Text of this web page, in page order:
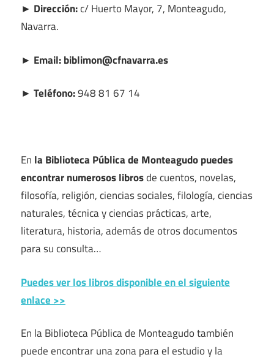
► Dirección:c/ Huerto Mayor, 7, Monteagudo,
Navarra.
► Email: biblimon@cfnavarra.es
► Teléfono:948 81 67 14
En la Biblioteca Pública de Monteagudo puedes
encontrar numerosos librosde cuentos, novelas,
filosofía, religión, ciencias sociales, filología, ciencias
naturales, técnica y ciencias prácticas, arte,
literatura, historia, además de otros documentos
para su consulta…
Puedes ver los libros disponible en el siguiente
enlace >>
En la Biblioteca Pública de Monteagudo también
puede encontrar una zona para el estudio y la